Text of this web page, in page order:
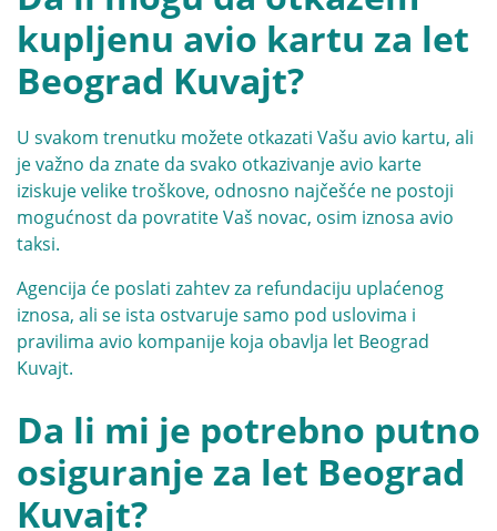
kupljenu avio kartu za let
Beograd Kuvajt?
U svakom trenutku možete otkazati Vašu avio kartu, ali
je važno da znate da svako otkazivanje avio karte
iziskuje velike troškove, odnosno najčešće ne postoji
mogućnost da povratite Vaš novac, osim iznosa avio
taksi.
Agencija će poslati zahtev za refundaciju uplaćenog
iznosa, ali se ista ostvaruje samo pod uslovima i
pravilima avio kompanije koja obavlja let Beograd
Kuvajt.
Da li mi je potrebno putno
osiguranje za let Beograd
Kuvajt?